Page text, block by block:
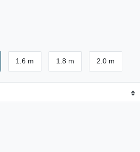
1.6 m 1.8 m 2.0 m